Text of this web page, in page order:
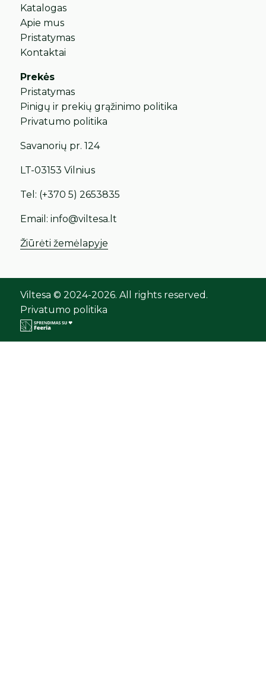
Katalogas
Apie mus
Pristatymas
Kontaktai
Prekės
Pristatymas
Pinigų ir prekių grąžinimo politika
Privatumo politika
Savanorių pr. 124
LT-03153 Vilnius
Tel: (+370 5) 2653835
Email:info@viltesa.lt
Žiūrėti žemėlapyje
Viltesa © 2024-2026. All rights reserved.
Privatumo politika